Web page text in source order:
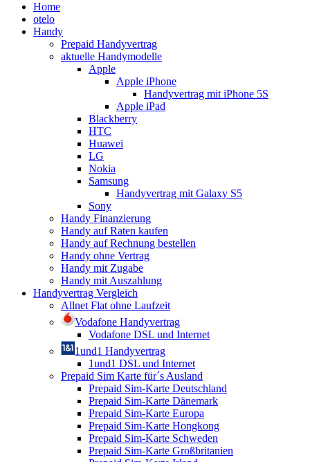
Home
otelo
Handy
Prepaid Handyvertrag
aktuelle Handymodelle
Apple
Apple iPhone
Handyvertrag mit iPhone 5S
Apple iPad
Blackberry
HTC
Huawei
LG
Nokia
Samsung
Handyvertrag mit Galaxy S5
Sony
Handy Finanzierung
Handy auf Raten kaufen
Handy auf Rechnung bestellen
Handy ohne Vertrag
Handy mit Zugabe
Handy mit Auszahlung
Handyvertrag Vergleich
Allnet Flat ohne Laufzeit
Vodafone Handyvertrag
Vodafone DSL und Internet
1und1 Handyvertrag
1und1 DSL und Internet
Prepaid Sim Karte für´s Ausland
Prepaid Sim-Karte Deutschland
Prepaid Sim-Karte Dänemark
Prepaid Sim-Karte Europa
Prepaid Sim-Karte Hongkong
Prepaid Sim-Karte Schweden
Prepaid Sim-Karte Großbritanien